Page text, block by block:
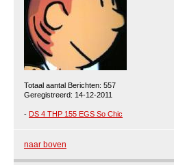
Totaal aantal Berichten: 557
Geregistreerd: 14-12-2011
- DS 4 THP 155 EGS So Chic
naar boven